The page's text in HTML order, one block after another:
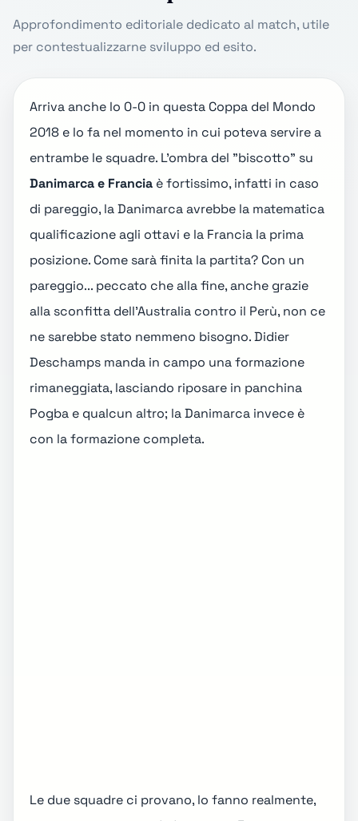
Approfondimento editoriale dedicato al match, utile
per contestualizzarne sviluppo ed esito.
Arriva anche lo 0-0 in questa Coppa del Mondo
2018 e lo fa nel momento in cui poteva servire a
entrambe le squadre. L'ombra del "biscotto" su
Danimarca e Francia è fortissimo, infatti in caso
di pareggio, la Danimarca avrebbe la matematica
qualificazione agli ottavi e la Francia la prima
posizione. Come sarà finita la partita? Con un
pareggio... peccato che alla fine, anche grazie
alla sconfitta dell'Australia contro il Perù, non ce
ne sarebbe stato nemmeno bisogno. Didier
Deschamps manda in campo una formazione
rimaneggiata, lasciando riposare in panchina
Pogba e qualcun altro; la Danimarca invece è
con la formazione completa.
Le due squadre ci provano, lo fanno realmente,